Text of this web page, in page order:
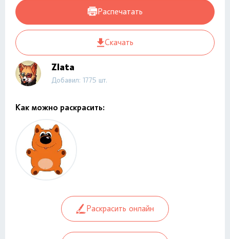
Распечатать
Скачать
Zlata
Добавил: 1775 шт.
Как можно раскрасить:
Раскрасить онлайн